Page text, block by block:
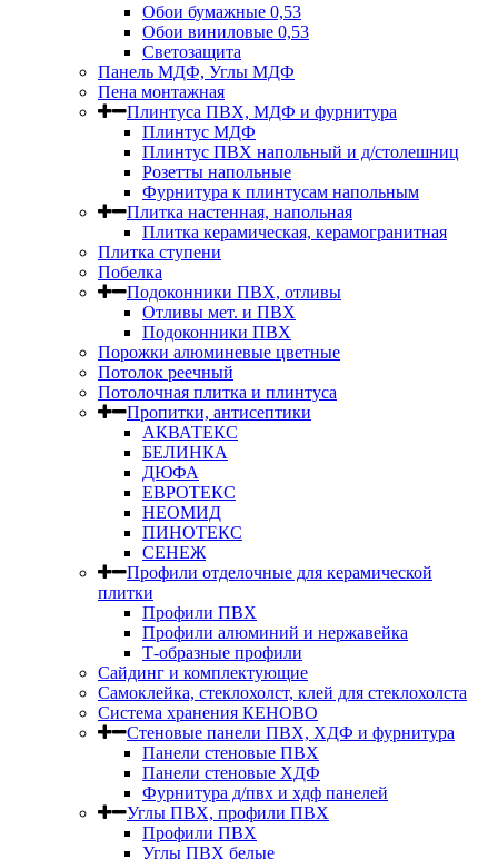
Обои бумажные 0,53
Обои виниловые 0,53
Светозащита
Панель МДФ, Углы МДФ
Пена монтажная
Плинтуса ПВХ, МДФ и фурнитура
Плинтус МДФ
Плинтус ПВХ напольный и д/столешниц
Розетты напольные
Фурнитура к плинтусам напольным
Плитка настенная, напольная
Плитка керамическая, керамогранитная
Плитка ступени
Побелка
Подоконники ПВХ, отливы
Отливы мет. и ПВХ
Подоконники ПВХ
Порожки алюминевые цветные
Потолок реечный
Потолочная плитка и плинтуса
Пропитки, антисептики
АКВАТЕКС
БЕЛИНКА
ДЮФА
ЕВРОТЕКС
НЕОМИД
ПИНОТЕКС
СЕНЕЖ
Профили отделочные для керамической
плитки
Профили ПВХ
Профили алюминий и нержавейка
Т-образные профили
Сайдинг и комплектующие
Самоклейка, стеклохолст, клей для стеклохолста
Система хранения КЕНОВО
Стеновые панели ПВХ, ХДФ и фурнитура
Панели стеновые ПВХ
Панели стеновые ХДФ
Фурнитура д/пвх и хдф панелей
Углы ПВХ, профили ПВХ
Профили ПВХ
Углы ПВХ белые